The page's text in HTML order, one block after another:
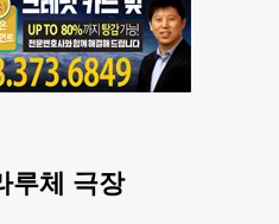
루체 극장